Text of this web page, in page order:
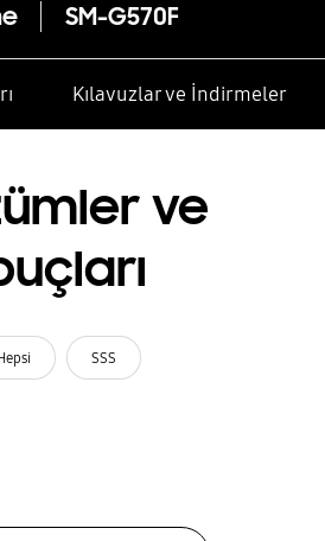
SM-G570F
Kılavuzlar ve İndirmeler
ve
SSS